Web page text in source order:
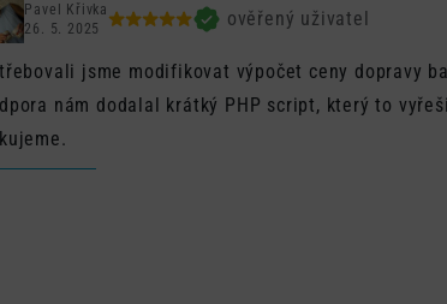
Pavel Křivka
26. 5. 2025
ověřený uživatel
jsme modifikovat výpočet ceny dopravy
nám dodalal krátký PHP script, který to